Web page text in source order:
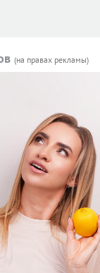
(на правах рекламы)